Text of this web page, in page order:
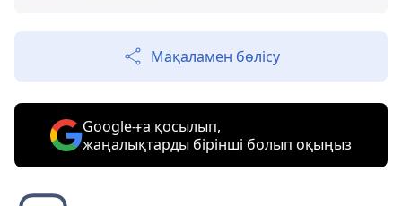
Мақаламен бөлісу
Google-ға қосылып,
жаңалықтарды бірінші болып оқыңыз